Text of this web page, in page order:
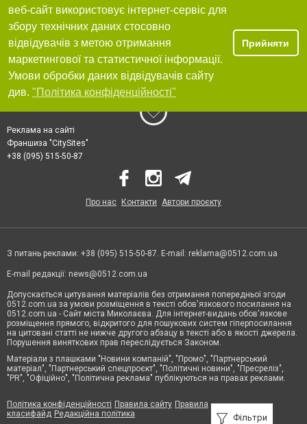
Фільтри
веб-сайт використовує інтернет-сервіс для
збору технічних даних стосовно
відвідувачів з метою отримання
маркетингової та статистичної інформації.
Умови обробки даних відвідувачів сайту
див. "Політика конфіденційності"
Прийняти
Реклама на сайті
Франшиза "CitySites"
+38 (095) 515-50-87
Про нас Контакти Автори проєкту
З питань реклами: +38 (095) 515-50-87. E-mail: reklama@0512.com.ua
E-mail редакції: news@0512.com.ua
Допускається цитування матеріалів без отримання попередньої згоди
0512.com.ua за умови розміщення в тексті обов'язкового посилання на
0512.com.ua - Сайт міста Миколаєва. Для інтернет-видань обов'язкове
розміщення прямого, відкритого для пошукових систем гіперпосилання
на цитовані статті не нижче другого абзацу в тексті або в якості джерела.
Порушення виняткових прав переслідується Законом.
Матеріали з плашками "Новини компаній", "Промо", "Партнерський
матеріал", "Партнерський спецпроєкт", "Політичні новини", "Пресреліз",
"PR", "Офіційно", "Політична реклама" публікуються на правах реклами.
Політика конфіденційності Правила сайту Правила
класифайд Редакційна політика